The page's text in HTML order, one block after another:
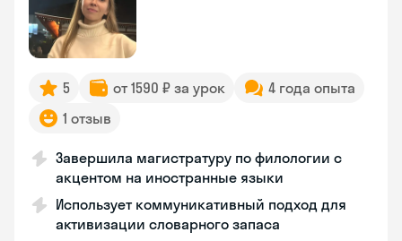
5 от 1590 ₽ за урок
4 года опыта
1 отзыв
Завершила магистратуру по филологии с
акцентом на иностранные языки
Использует коммуникативный подход для
активизации словарного запаса